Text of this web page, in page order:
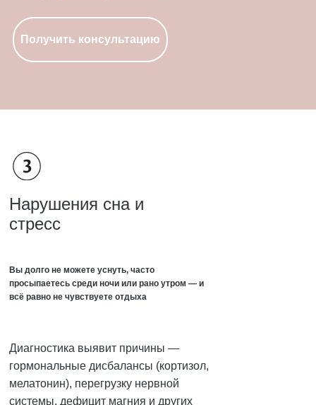
Получить консультацию
Нарушения сна и
стресс
Вы долго не можете уснуть, часто
просыпаетесь среди ночи или рано утром — и
всё равно не чувствуете отдыха
Диагностика выявит причины —
гормональные дисбалансы (кортизол,
мелатонин), перегрузку нервной
системы, дефицит магния и других